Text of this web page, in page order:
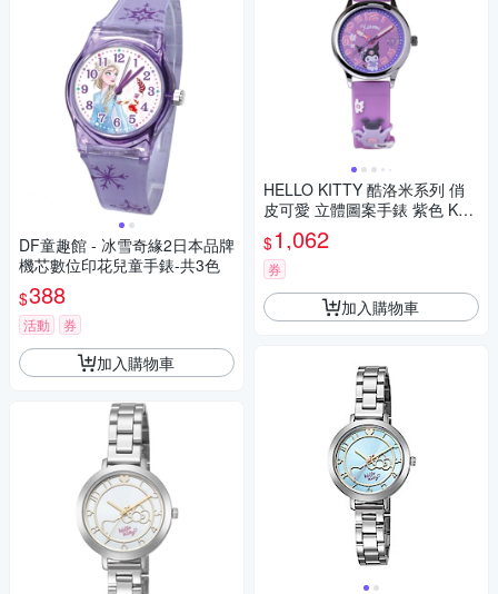
DF童趣館 - 冰雪奇緣2日本品牌
機芯數位印花兒童手錶-共3色
$388
活動 券
加入購物車
HELLO KITTY 酷洛米系列 俏
皮可愛 立體圖案手錶 紫色 KT0
81LWVV_30mm
$1,062
券
加入購物車